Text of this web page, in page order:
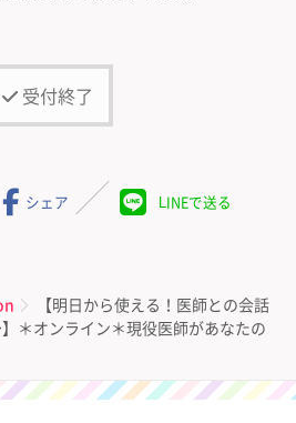
受付終了
シェア LINEで送る
【明日から使える！医師との会話
＊オンライン＊現役医師があなたの